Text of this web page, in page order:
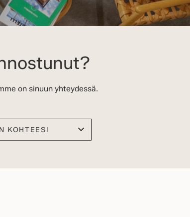
on sinuun yhteydessä.
kiinnostuksen kohteesi